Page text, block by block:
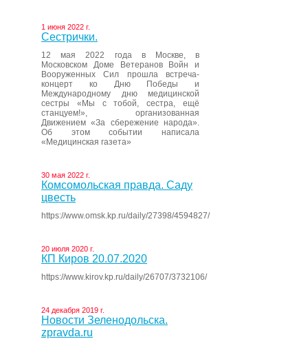
1 июня 2022 г.
Сестрички.
12 мая 2022 года в Москве, в
Московском Доме Ветеранов Войн и
Вооруженных Сил прошла встреча-
концерт ко Дню Победы и
Международному дню медицинской
сестры «Мы с тобой, сестра, ещё
станцуем!», организованная
Движением «За сбережение народа».
Об этом событии написала
«Медицинская газета»
30 мая 2022 г.
Комсомольская правда. Саду
цвесть
https://www.omsk.kp.ru/daily/27398/4594827/
20 июля 2020 г.
КП Киров 20.07.2020
https://www.kirov.kp.ru/daily/26707/3732106/
24 декабря 2019 г.
Новости Зеленодольска.
zpravda.ru